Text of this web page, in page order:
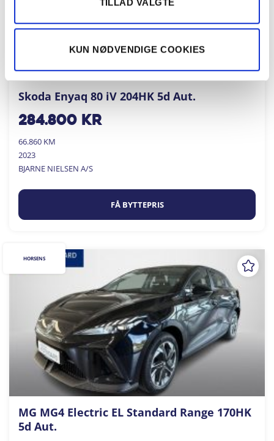
KUN NØDVENDIGE COOKIES
Skoda Enyaq 80 iV 204HK 5d Aut.
284.800kr
66.860 KM
2023
BJARNE NIELSEN A/S
FÅ BYTTEPRIS
MG MG4 Electric EL Standard Range 170HK
5d Aut.
HORSENS